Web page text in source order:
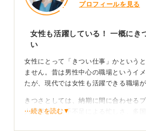
プロフィールを見る
女性も活躍している！ 一概にき
い
女性にとって「きつい仕事」かという
ません。昔は男性中心の職場というイ
たが、現代では女性も活躍できる職場が
きつさとしては、納期に間に合わせる
人間関係、人手不足による忙しさ、多国
⋯続きを読む▼